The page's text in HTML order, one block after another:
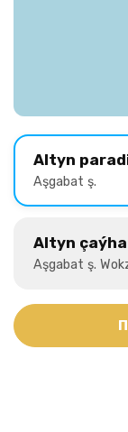
Altyn
Aşgabat ş.
Altyn
Aşgabat ş.